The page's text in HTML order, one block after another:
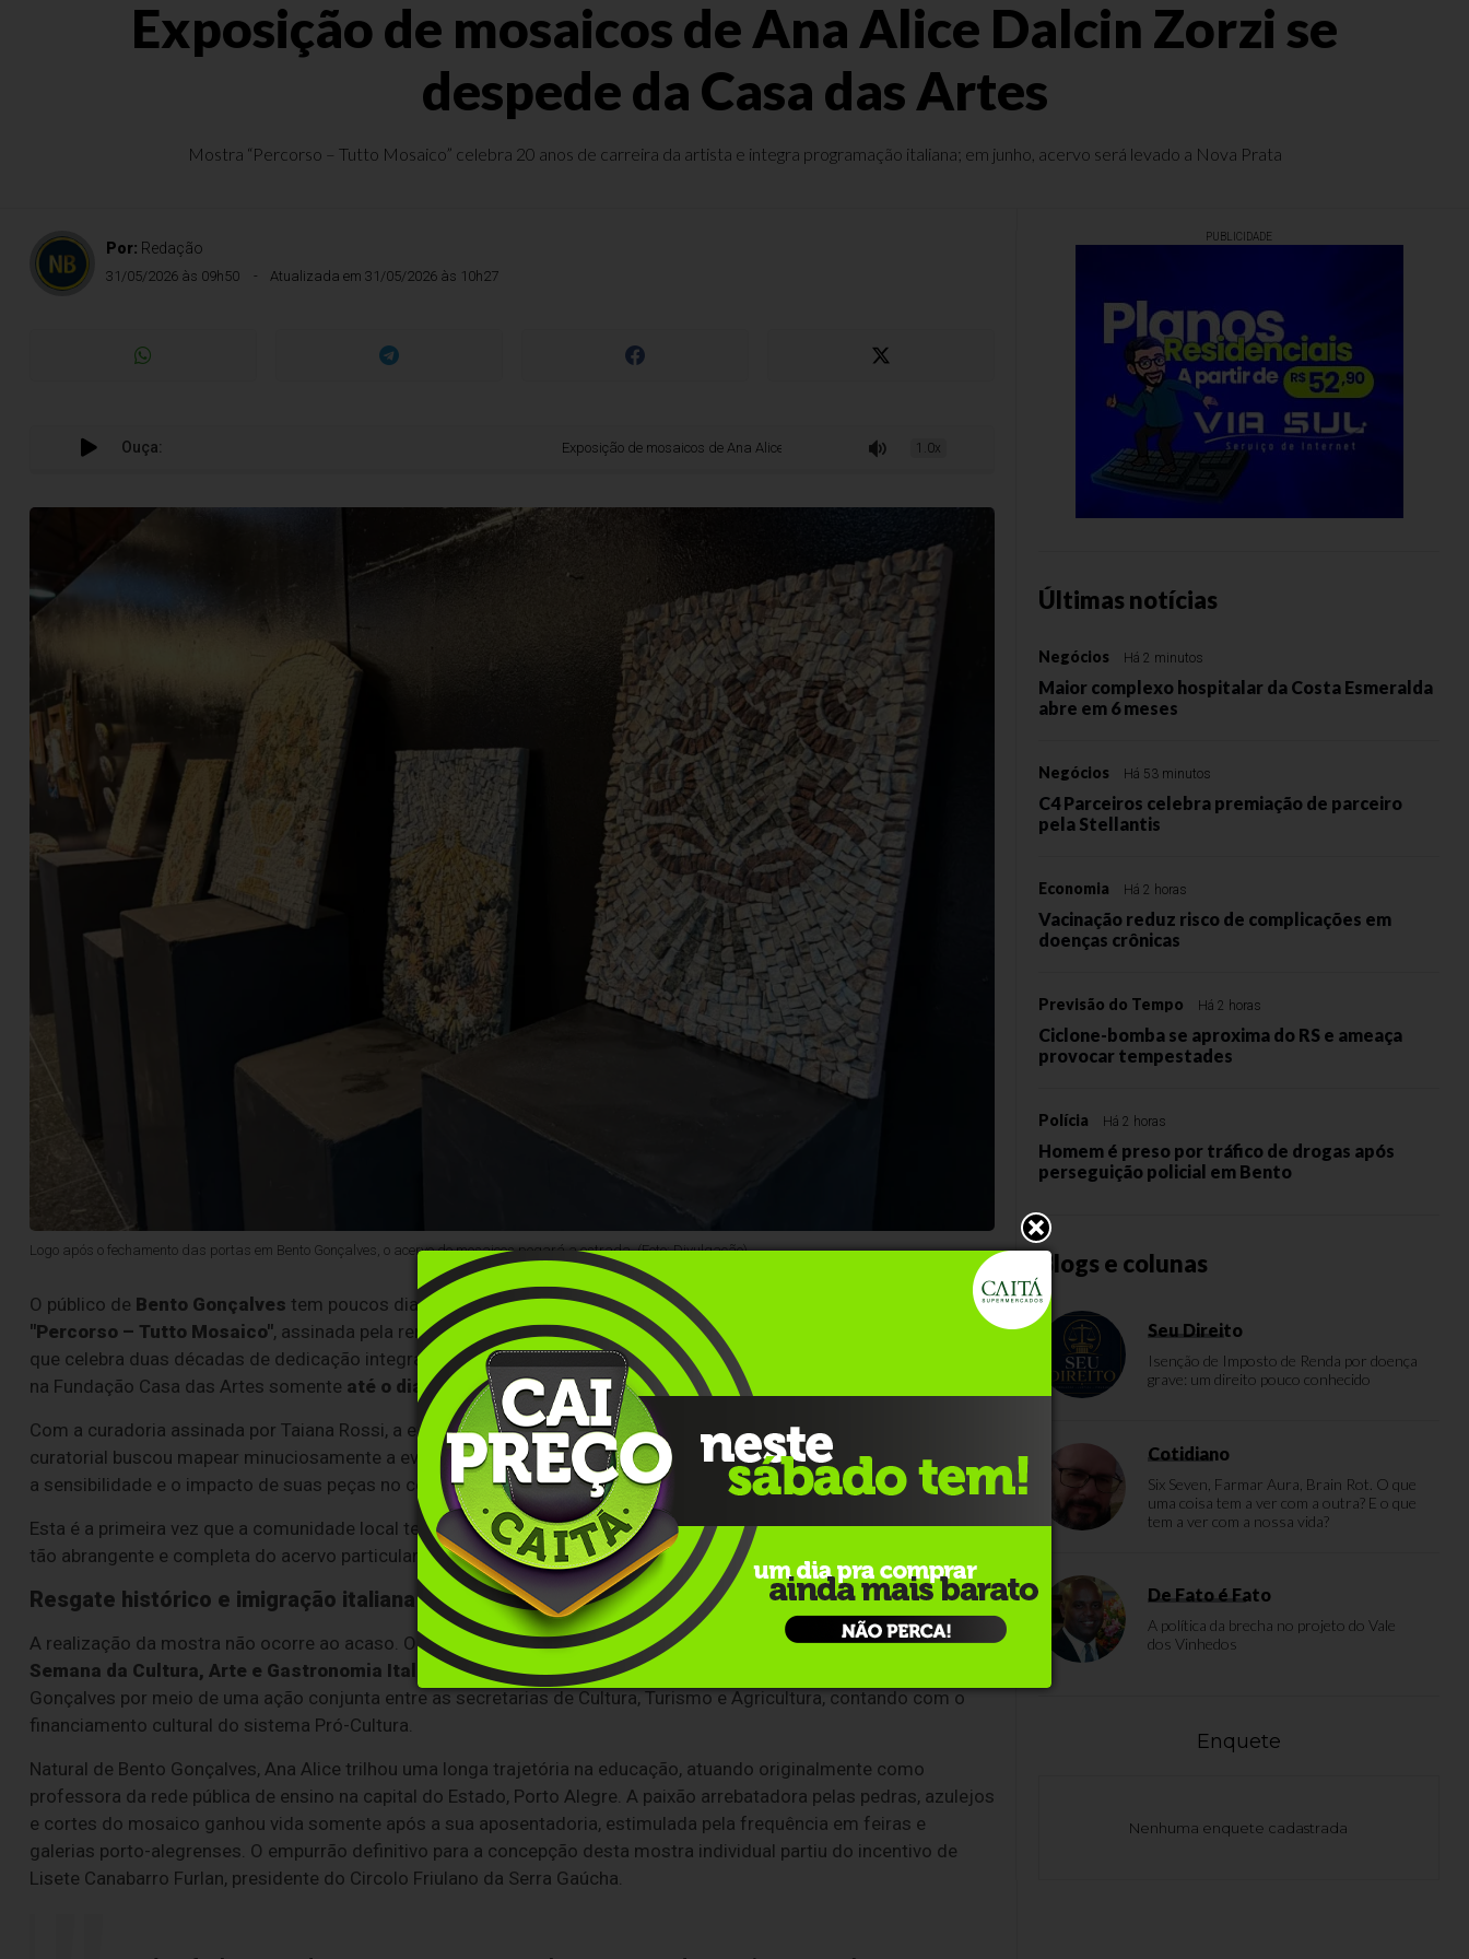
Exposição de mosaicos de Ana Alice Dalcin Zorzi se
despede da Casa das Artes
Mostra “Percorso – Tutto Mosaico” celebra 20 anos de carreira da artista e integra programação italiana; em junho, acervo será levado a Nova Prata
Por: Redação
31/05/2026 às 09h50 Atualizada em 31/05/2026 às 10h27
Ouça: Exposição de mosaicos de Ana Alice Dalcin Zorzi se despede da Casa das Artes
1.0x
Logo após o fechamento das portas em Bento Gonçalves, o acervo de mosaicos pegará a estrada. (Foto: Divulgação)
O público de Bento Gonçalves tem poucos dias para conferir de perto a riqueza de detalhes e texturas da exposição
"Percorso – Tutto Mosaico", assinada pela renomada artista plástica Ana Alice Dalcin Zorzi. A mostra antológica,
que celebra duas décadas de dedicação integral da mosaicista a essa arte milenar, permanece aberta para visitação
na Fundação Casa das Artes somente até o dia 3 de junho de 2026.
Com a curadoria assinada por Taiana Rossi, a exposição funciona como um painel biográfico e visual. O trabalho
curatorial buscou mapear minuciosamente a evolução das técnicas manuais de Ana Alice, bem como a força poética,
a sensibilidade e o impacto de suas peças no cenário da cultura regional.
Esta é a primeira vez que a comunidade local tem a oportunidade de contemplar, em um único espaço, uma coleção
tão abrangente e completa do acervo particular da artista.
Resgate histórico e imigração italiana
A realização da mostra não ocorre ao acaso. O evento está inserido de forma oficial na grade de atividades da11ª
Semana da Cultura, Arte e Gastronomia Italiana, uma iniciativa promovida pela Prefeitura Municipal de Bento
Gonçalves por meio de uma ação conjunta entre as secretarias de Cultura, Turismo e Agricultura, contando com o
financiamento cultural do sistema Pró-Cultura.
Natural de Bento Gonçalves, Ana Alice trilhou uma longa trajetória na educação, atuando originalmente como
professora da rede pública de ensino na capital do Estado, Porto Alegre. A paixão arrebatadora pelas pedras, azulejos
e cortes do mosaico ganhou vida somente após a sua aposentadoria, estimulada pela frequência em feiras e
galerias porto-alegrenses. O empurrão definitivo para a concepção desta mostra individual partiu do incentivo de
Lisete Canabarro Furlan, presidente do Circolo Friulano da Serra Gaúcha.
PUBLICIDADE
Últimas notícias
Negócios Há 2 minutos
Maior complexo hospitalar da Costa Esmeralda
abre em 6 meses
Negócios Há 53 minutos
C4 Parceiros celebra premiação de parceiro
pela Stellantis
Economia Há 2 horas
Vacinação reduz risco de complicações em
doenças crônicas
Previsão do Tempo Há 2 horas
Ciclone-bomba se aproxima do RS e ameaça
provocar tempestades
Polícia Há 2 horas
Homem é preso por tráfico de drogas após
perseguição policial em Bento
Blogs e colunas
Seu Direito
Isenção de Imposto de Renda por doença
grave: um direito pouco conhecido
Cotidiano
Six Seven, Farmar Aura, Brain Rot. O que
uma coisa tem a ver com a outra? E o que
tem a ver com a nossa vida?
De Fato é Fato
A política da brecha no projeto do Vale
dos Vinhedos
Enquete
Nenhuma enquete cadastrada